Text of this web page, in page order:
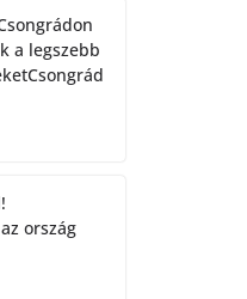
a legszebb
ország